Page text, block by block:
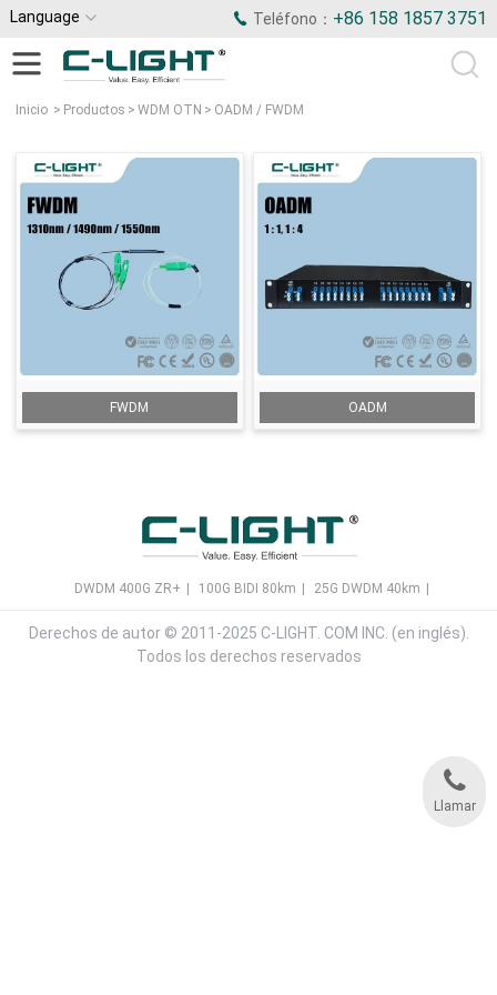
Language Teléfono： +86 158 1857 3751
Inicio > Productos > WDM OTN > OADM / FWDM
FWDM OADM
DWDM 400G ZR+ 100G BIDI 80km 25G DWDM 40km
Derechos de autor © 2011-2025 C-LIGHT. COM INC. (en inglés).
Todos los derechos reservados
Llamar